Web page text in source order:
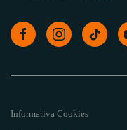
Informativa Cookies